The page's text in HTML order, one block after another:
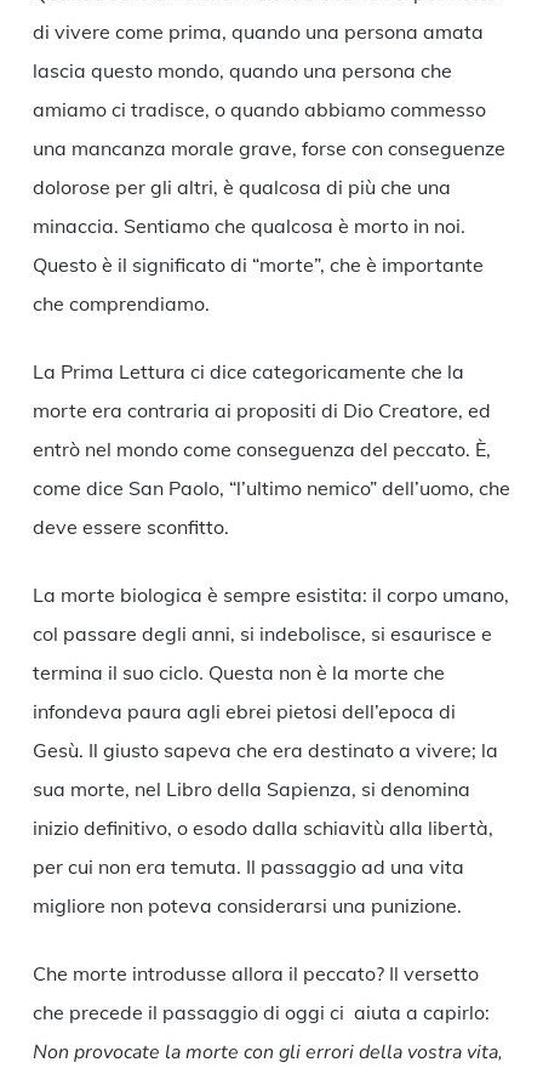
di vivere come prima, quando una persona amata
lascia questo mondo, quando una persona che
amiamo ci tradisce, o quando abbiamo commesso
una mancanza morale grave, forse con conseguenze
dolorose per gli altri, è qualcosa di più che una
minaccia. Sentiamo che qualcosa è morto in noi.
Questo è il significato di “morte”, che è importante
che comprendiamo.
La Prima Lettura ci dice categoricamente che la
morte era contraria ai propositi di Dio Creatore, ed
entrò nel mondo come conseguenza del peccato. È,
come dice San Paolo, “l’ultimo nemico” dell’uomo, che
deve essere sconfitto.
La morte biologica è sempre esistita: il corpo umano,
col passare degli anni, si indebolisce, si esaurisce e
termina il suo ciclo. Questa non è la morte che
infondeva paura agli ebrei pietosi dell’epoca di
Gesù. Il giusto sapeva che era destinato a vivere; la
sua morte, nel Libro della Sapienza, si denomina
inizio definitivo, o esodo dalla schiavitù alla libertà,
per cui non era temuta. Il passaggio ad una vita
migliore non poteva considerarsi una punizione.
Che morte introdusse allora il peccato? Il versetto
che precede il passaggio di oggi ci aiuta a capirlo:
Non provocate la morte con gli errori della vostra vita,